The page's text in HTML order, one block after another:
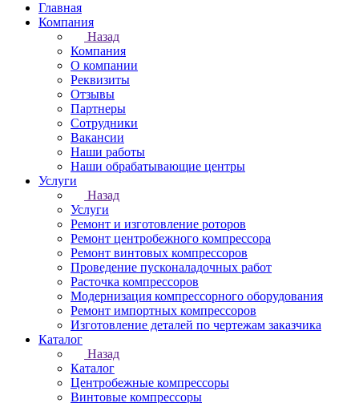
Главная
Компания
Назад
Компания
О компании
Реквизиты
Отзывы
Партнеры
Сотрудники
Вакансии
Наши работы
Наши обрабатывающие центры
Услуги
Назад
Услуги
Ремонт и изготовление роторов
Ремонт центробежного компрессора
Ремонт винтовых компрессоров
Проведение пусконаладочных работ
Расточка компрессоров
Модернизация компрессорного оборудования
Ремонт импортных компрессоров
Изготовление деталей по чертежам заказчика
Каталог
Назад
Каталог
Центробежные компрессоры
Винтовые компрессоры